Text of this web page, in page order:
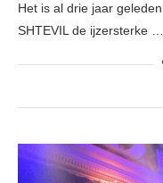
Het is al drie jaar
SHTEVIL de ijzersterke …